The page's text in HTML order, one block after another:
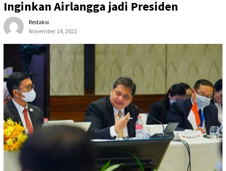
Inginkan Airlangga jadi Presiden
Redaksi
November 14, 2022